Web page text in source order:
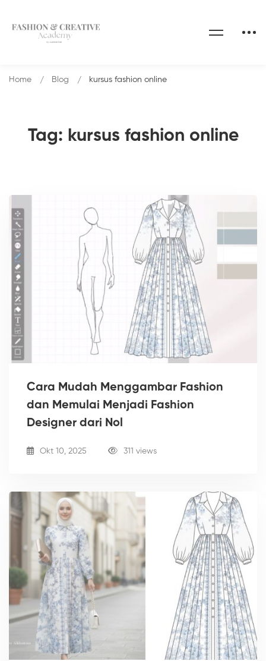
Tag: kursus fashion online
Home Blog kursus fashion online
Cara Mudah Menggambar Fashion
dan Memulai Menjadi Fashion
Designer dari Nol
Okt 10, 2025 311 views